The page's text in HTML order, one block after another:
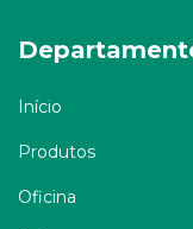
Início
Produtos
Oficina